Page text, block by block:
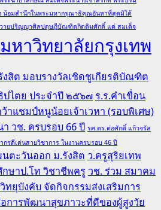
น้อมสำนึกในพระมหากรุณาธิคุณอันหาที่สุดมิได้
วายปริญญาศิลปดุษฎีบัณฑิตกิตติมศักดิ์ แด่ สมเด็จ
มหาวิทยาลัยกรุงเทพ
สิต มอบรางวัลเชิดชูเกียรติบัณฑิต
ปไตย ประจำปี ๒๕๖๗ ร.ร.คำเขื่อน
าแชมป์หนูน้อยเจ้าเวหา (รอบพิเศษ)
วช. ครบรอบ 66 ปี รศ.ดร.ต่อศักดิ์ แก้วจรัส
รดีเด่นสายวิชาการ ในงานครบรอบ 46 ปี
ตะวันออก ม.รังสิต ว.ครูสุริยเทพ
ษาป.โท วิชาชีพครู วช. ร่วม สมาคม
ทยุบังคับ จัดกิจกรรมส่งเสริมการ
การพัฒนาสุขภาวะที่ดีของผู้สูงวัย